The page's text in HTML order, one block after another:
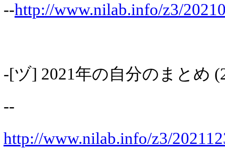
--http://www.nilab.info/z3/
-[ヅ] 2021年の自分のまとめ
--
http://www.nilab.info/z3/